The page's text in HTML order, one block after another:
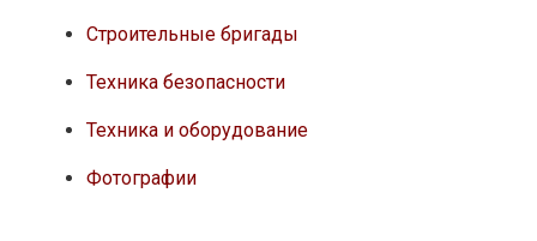
Строительные бригады
Техника безопасности
Техника и оборудование
Фотографии